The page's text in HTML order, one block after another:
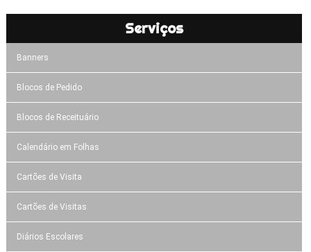
Serviços
Banners
Blocos de Pedido
Blocos de Receituário
Calendário em Folhas
Cartões de Visita
Cartões de Visitas
Diários Escolares